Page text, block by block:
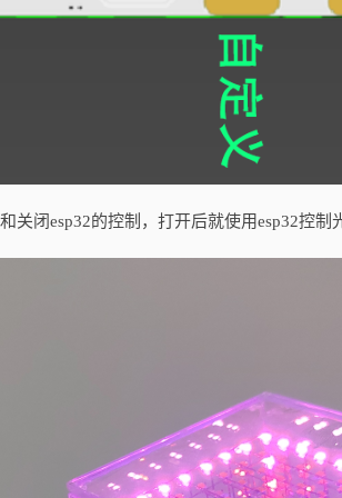
关闭esp32的控制，打开后就使用esp32控